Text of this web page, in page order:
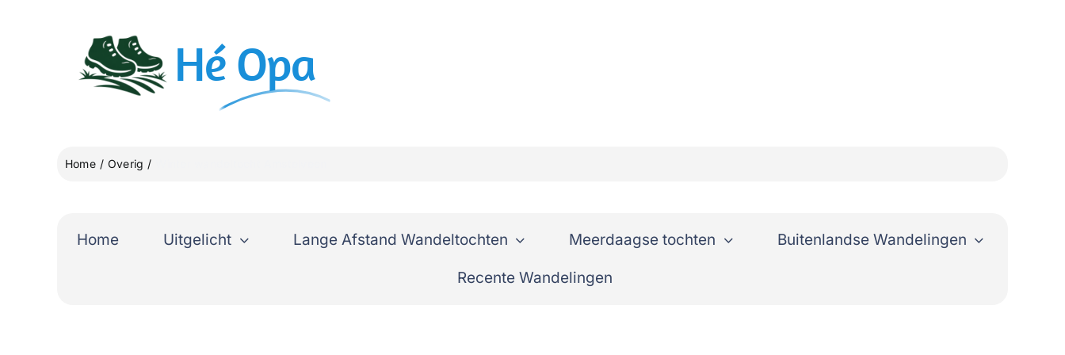
Hé Opa
Home Overig
Home Uitgelicht Lange Afstand Wandeltochten Meerdaagse tochten Buitenlandse Wandelingen
Recente Wandelingen